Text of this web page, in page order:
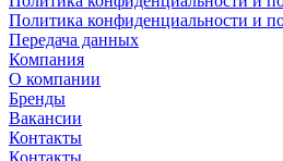
Политика конфиденциальности и
Передача данных
Компания
О компании
Бренды
Вакансии
Контакты
Контакты